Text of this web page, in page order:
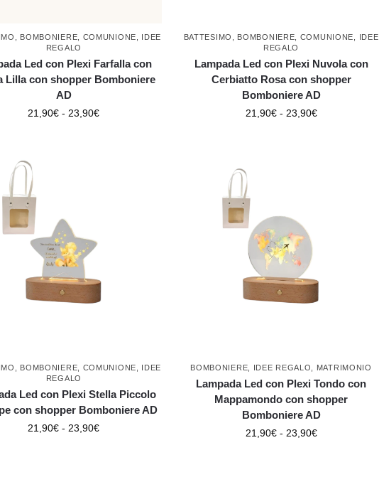
BOMBONIERE COMUNIONE
IDEE
REGALO
Led con Plexi Farfalla con
Lilla con shopper Bomboniere
AD
21,90€ - 23,90€
BATTESIMO BOMBONIERE COMUNIONE
IDEE
REGALO
Lampada Led con Plexi Nuvola con
Cerbiatto Rosa con shopper
Bomboniere AD
21,90€ - 23,90€
BOMBONIERE COMUNIONE
IDEE
REGALO
Led con Plexi Stella Piccolo
con shopper Bomboniere AD
21,90€ - 23,90€
BOMBONIERE IDEE REGALO MATRIMONIO
Lampada Led con Plexi Tondo con
Mappamondo con shopper
Bomboniere AD
21,90€ - 23,90€